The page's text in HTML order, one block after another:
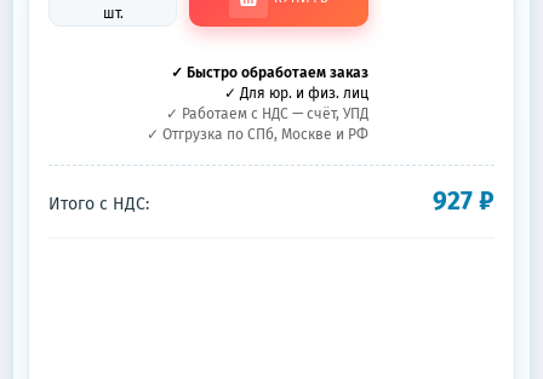
шт.
✓ Быстро обработаем заказ
✓ Для юр. и физ. лиц
✓ Работаем с НДС — счёт, УПД
✓ Отгрузка по СПб, Москве и РФ
Итого с НДС: 927₽